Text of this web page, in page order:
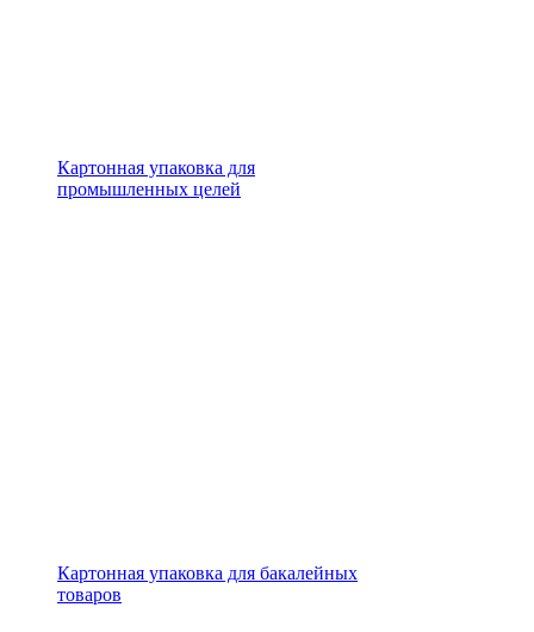
Картонная упаковка для
промышленных целей
Картонная упаковка для бакалейных
товаров